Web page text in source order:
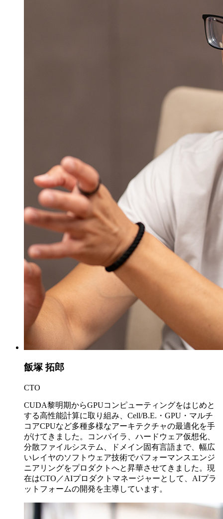
飯塚 拓郎
CTO
CUDA黎明期からGPUコンピューティングをはじめと
する高性能計算に取り組み、Cell/B.E.・GPU・マルチ
コアCPUなど多種多様なアーキテクチャの最適化を手
がけてきました。コンパイラ、ハードウェア仮想化、
分散ファイルシステム、ドメイン固有言語まで、幅広
いレイヤのソフトウェア技術でパフォーマンスエンジ
ニアリングをプロダクトへと昇華させてきました。現
在はCTO／AIプロダクトマネージャーとして、AIプラ
ットフォームの開発を主導しています。